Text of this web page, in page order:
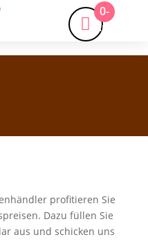
0-
Artikel
profitieren Sie
Dazu füllen Sie
aus und schicken uns